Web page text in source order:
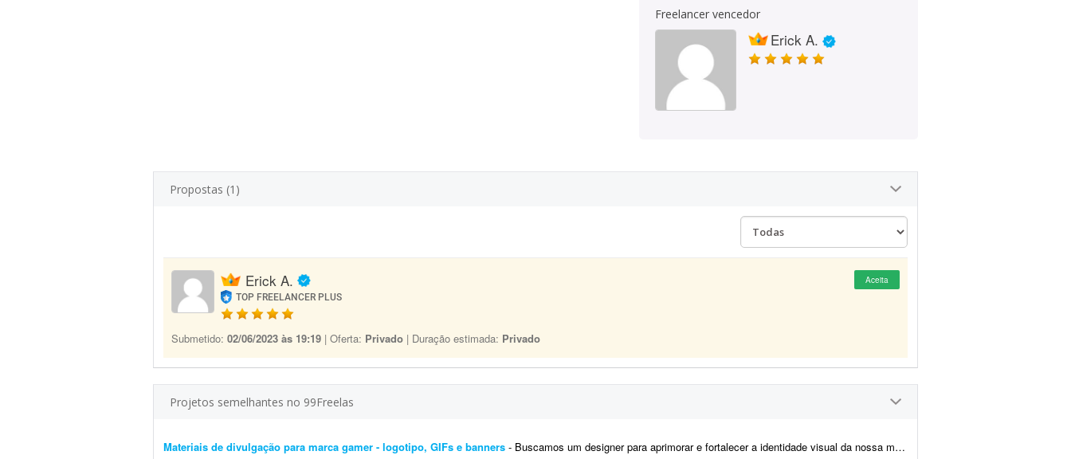
Freelancer vencedor
Erick A.
Propostas (1)
Erick A.
TOP FREELANCER PLUS
Aceita
Submetido: 02/06/2023 às 19:19 | Oferta: Privado | Duração estimada: Privado
Projetos semelhantes no 99Freelas
Materiais de divulgação para marca gamer - logotipo, GIFs e banners - Buscamos um designer para aprimorar e fortalecer a identidade visual da nossa marca gamer. Já possuímos um logotipo e uma identidade visual definida, porém queremos elevar o n...